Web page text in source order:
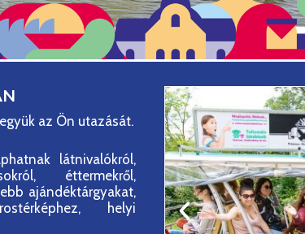
az Ön utazását.
látnivalókról,
éttermekről,
ajándéktárgyakat,
helyi